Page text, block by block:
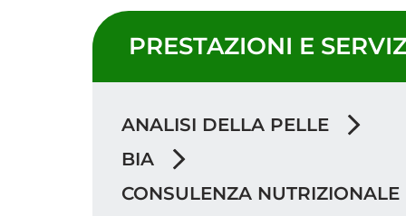
PRESTAZIONI E
ANALISI DELLA PELLE
BIA
CONSULENZA NUTRIZIONALE